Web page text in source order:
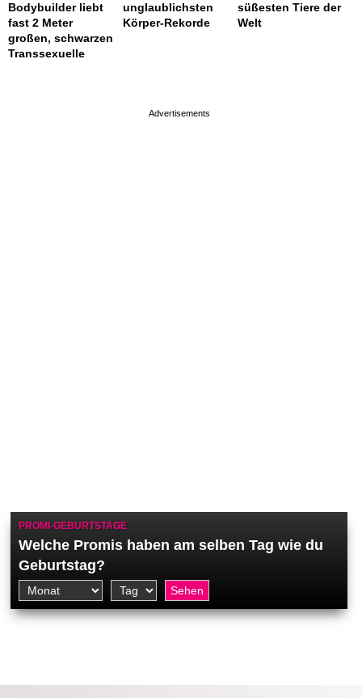
Bodybuilder liebt
fast 2 Meter
großen, schwarzen
Transsexuelle
unglaublichsten
Körper-Rekorde
süßesten Tiere der
Welt
PROMI-GEBURTSTAGE
Welche Promis haben am selben Tag wie du
Geburtstag?